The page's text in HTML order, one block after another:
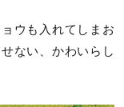
ウも入れてしまお
ない、かわいらし